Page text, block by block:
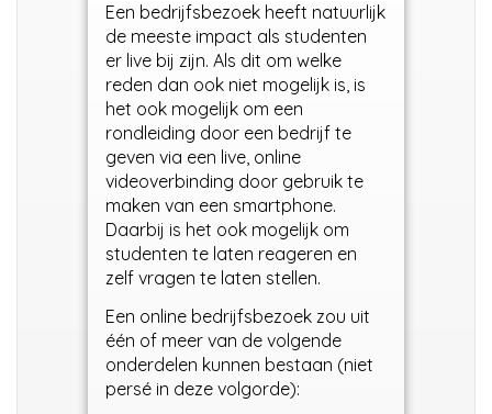
Een bedrijfsbezoek heeft natuurlijk
de meeste impact als studenten
er live bij zijn. Als dit om welke
reden dan ook niet mogelijk is, is
het ook mogelijk om een
rondleiding door een bedrijf te
geven via een live, online
videoverbinding door gebruik te
maken van een smartphone.
Daarbij is het ook mogelijk om
studenten te laten reageren en
zelf vragen te laten stellen.
Een online bedrijfsbezoek zou uit
één of meer van de volgende
onderdelen kunnen bestaan (niet
persé in deze volgorde):